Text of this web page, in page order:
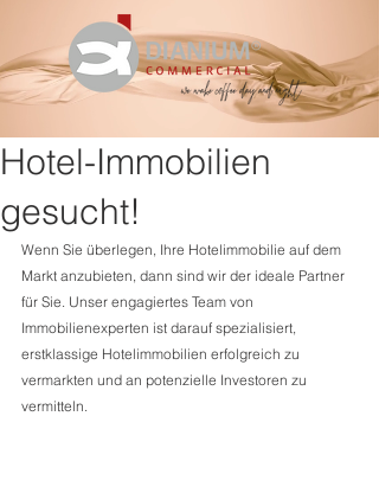
Hotel-Immobilien
gesucht!
Wenn Sie überlegen, Ihre Hotelimmobilie auf dem
Markt anzubieten, dann sind wir der ideale Partner
für Sie. Unser engagiertes Team von
Immobilienexperten ist darauf spezialisiert,
erstklassige Hotelimmobilien erfolgreich zu
vermarkten und an potenzielle Investoren zu
vermitteln.